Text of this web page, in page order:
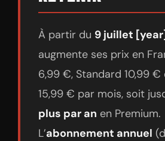
À partir du 9 juillet
augmente ses prix en
6,99 €, Standard 10,99 €
15,99 € par mois, soit
plus par an en Premium.
L’abonnement annuel